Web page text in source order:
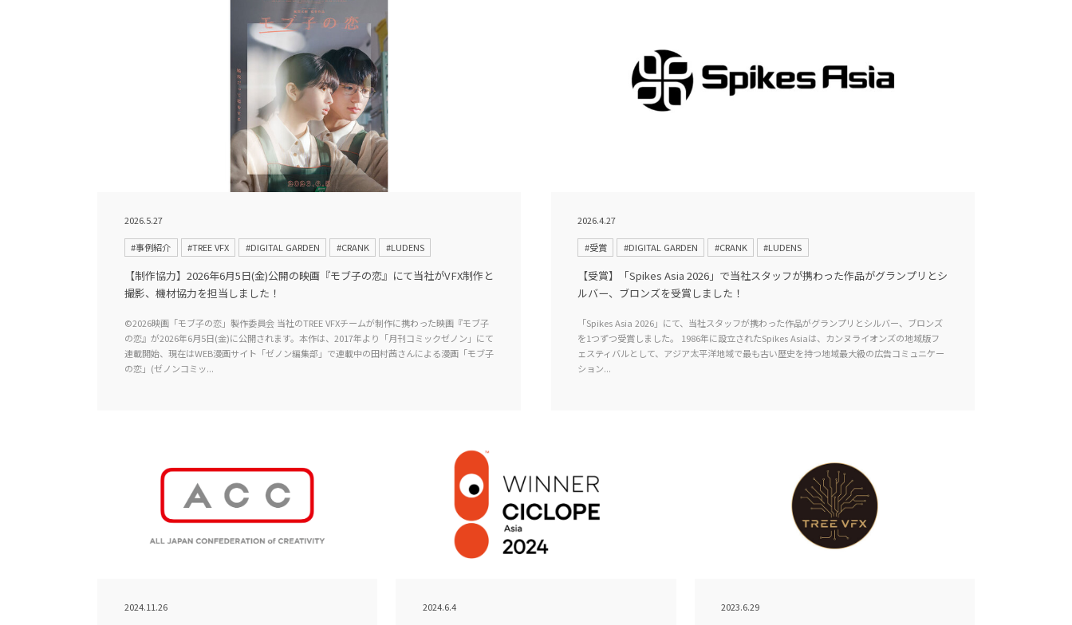
2026.5.27
#事例紹介 #TREE VFX #DIGITAL GARDEN #CRANK #LUDENS
【制作協力】2026年6月5日(金)公開の映画『モブ子の恋』にて当社がVFX制作と
撮影、機材協力を担当しました！
©2026映画「モブ子の恋」製作委員会 当社のTREE VFXチームが制作に携わった映画『モブ子
の恋』が2026年6月5日(金)に公開されます。本作は、2017年より「月刊コミックゼノン」にて
連載開始、現在はWEB漫画サイト「ゼノン編集部」で連載中の田村茜さんによる漫画「モブ子
の恋」(ゼノンコミッ...
2026.4.27
#受賞 #DIGITAL GARDEN #CRANK #LUDENS
【受賞】「Spikes Asia 2026」で当社スタッフが携わった作品がグランプリとシ
ルバー、ブロンズを受賞しました！
「Spikes Asia 2026」にて、当社スタッフが携わった作品がグランプリとシルバー、ブロンズ
を1つずつ受賞しました。 1986年に設立されたSpikes Asiaは、カンヌライオンズの地域版フ
ェスティバルとして、アジア太平洋地域で最も古い歴史を持つ地域最大級の広告コミュニケー
ション...
2024.11.26 2024.6.4 2023.6.29